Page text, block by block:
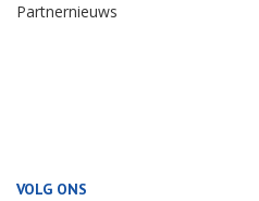
Partnernieuws
VOLG ONS